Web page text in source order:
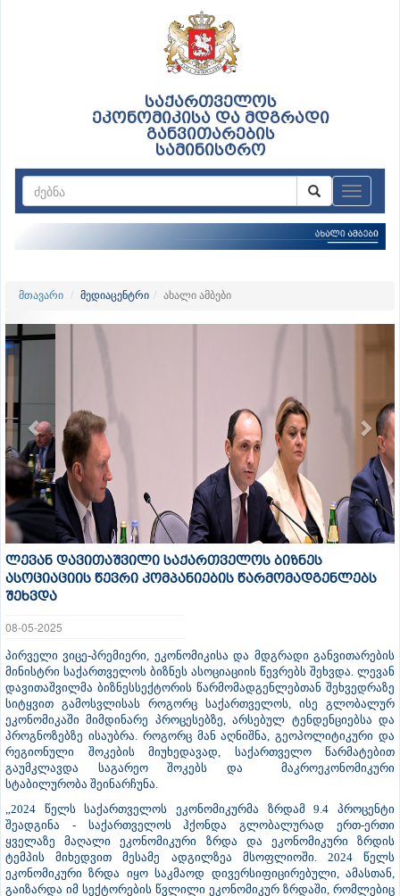
საქართველოს
ეკონომიკისა და მდგრადი
განვითარების
სამინისტრო
მთავარი მედიაცენტრი ახალი ამბები
Previous
ლევან დავითაშვილი საქართველოს ბიზნეს
ასოციაციის წევრი კომპანიების წარმომადგენლებს
შეხვდა
08-05-2025
პირველი ვიცე-პრემიერი, ეკონომიკისა და მდგრადი განვითარების
მინისტრი საქართველოს ბიზნეს ასოციაციის წევრებს შეხვდა. ლევან
დავითაშვილმა ბიზნესსექტორის წარმომადგენლებთან შეხვედრაზე
სიტყვით გამოსვლისას როგორც საქართველოს, ისე გლობალურ
ეკონომიკაში მიმდინარე პროცესებზე, არსებულ ტენდენციებსა და
პროგნოზებზე ისაუბრა. როგორც მან აღნიშნა, გეოპოლიტიკური და
რეგიონული შოკების მიუხედავად, საქართველო წარმატებით
გაუმკლავდა საგარეო შოკებს და მაკროეკონომიკური